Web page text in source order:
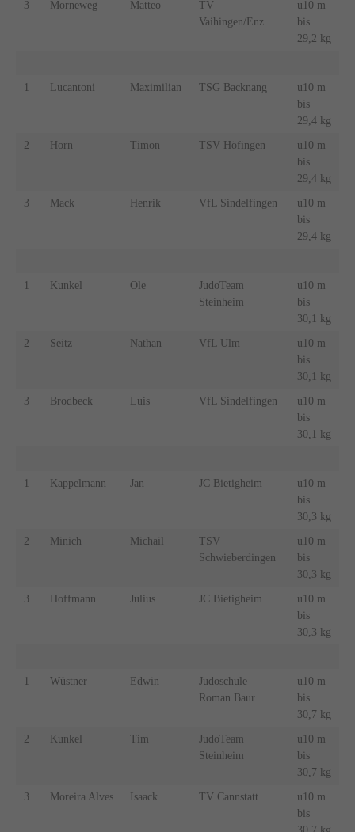
3 Morneweg Matteo
TV
Vaihingen/Enz
u10 m
bis
29,2 kg
1 Lucantoni Maximilian TSG Backnang
u10 m
bis
29,4 kg
2 Horn Timon TSV Höfingen
u10 m
bis
29,4 kg
3 Mack Henrik VfL Sindelfingen
u10 m
bis
29,4 kg
1 Kunkel Ole
JudoTeam
Steinheim
u10 m
bis
30,1 kg
2 Seitz Nathan VfL Ulm
u10 m
bis
30,1 kg
3 Brodbeck Luis VfL Sindelfingen
u10 m
bis
30,1 kg
1 Kappelmann Jan JC Bietigheim
u10 m
bis
30,3 kg
2 Minich Michail
TSV
Schwieberdingen
u10 m
bis
30,3 kg
3 Hoffmann Julius JC Bietigheim
u10 m
bis
30,3 kg
1 Wüstner Edwin
Judoschule
Roman Baur
u10 m
bis
30,7 kg
2 Kunkel Tim
JudoTeam
Steinheim
u10 m
bis
30,7 kg
3 Moreira Alves Isaack TV Cannstatt
u10 m
bis